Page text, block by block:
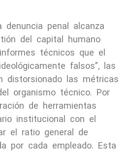
denuncia penal alcanza
del capital humano
técnicos que el
falsos”, las
distorsionado las métricas
organismo técnico. Por
de herramientas
institucional con el
el ratio general de
por cada empleado. Esta